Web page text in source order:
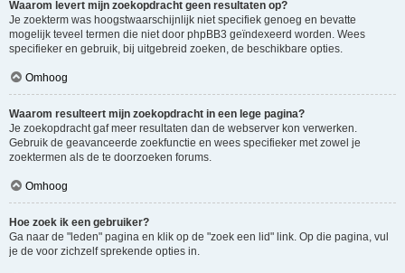
Waarom levert mijn zoekopdracht geen resultaten op?
Je zoekterm was hoogstwaarschijnlijk niet specifiek genoeg en bevatte
mogelijk teveel termen die niet door phpBB3 geïndexeerd worden. Wees
specifieker en gebruik, bij uitgebreid zoeken, de beschikbare opties.
Omhoog
Waarom resulteert mijn zoekopdracht in een lege pagina?
Je zoekopdracht gaf meer resultaten dan de webserver kon verwerken.
Gebruik de geavanceerde zoekfunctie en wees specifieker met zowel je
zoektermen als de te doorzoeken forums.
Omhoog
Hoe zoek ik een gebruiker?
Ga naar de "leden" pagina en klik op de "zoek een lid" link. Op die pagina, vul
je de voor zichzelf sprekende opties in.